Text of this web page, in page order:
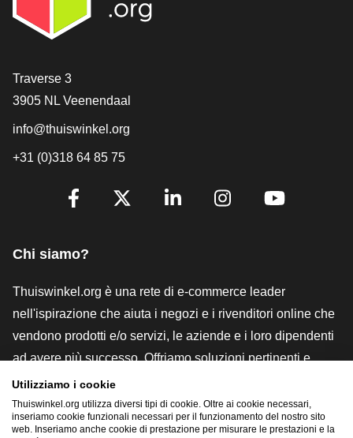
[_General:Contact]
Traverse 3
3905 NL Veenendaal
info@thuiswinkel.org
+31 (0)318 64 85 75
[_General:SocialMediaTitle]
Chi siamo?
Thuiswinkel.org è una rete di e-commerce leader
nell'ispirazione che aiuta i negozi e i rivenditori online che
vendono prodotti e/o servizi, le aziende e i loro dipendenti
ad avere più successo. Offriamo soluzioni pertinenti e
pratiche con vari marchi di fiducia, recensioni Thuiswinkel,
strumenti e consulenze legali, advocacy, ricerche di
mercato e disponiamo di una nostra piattaforma formativa,
Utilizziamo i cookie
Thuiswinkel.org utilizza diversi tipi di cookie. Oltre ai cookie necessari,
inseriamo cookie funzionali necessari per il funzionamento del nostro sito
web. Inseriamo anche cookie di prestazione per misurare le prestazioni e la